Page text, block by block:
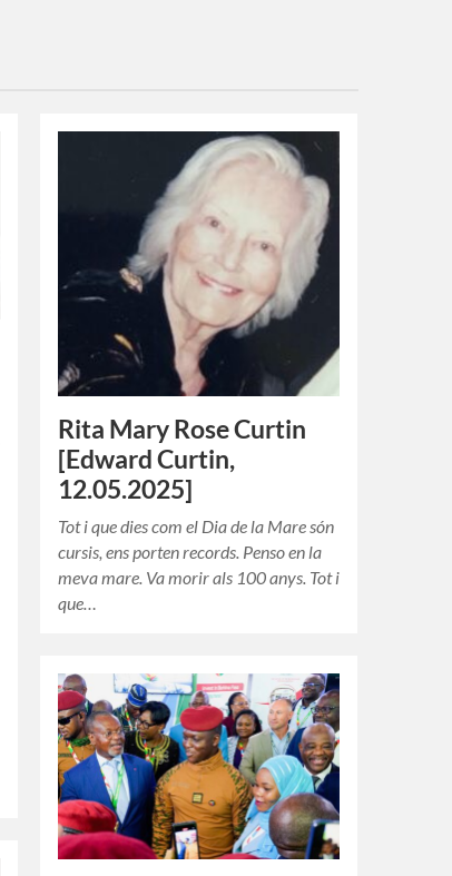
Rita Mary Rose Curtin
[Edward Curtin,
12.05.2025]
Tot i que dies com el Dia de la Mare són
cursis, ens porten records. Penso en la
meva mare. Va morir als 100 anys. Tot i
que…